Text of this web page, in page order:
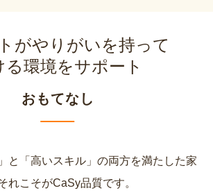
がやりがいを持って
る環境をサポート
おもてなし
と「高いスキル」の両方を満たした家
れこそがCaSy品質です。